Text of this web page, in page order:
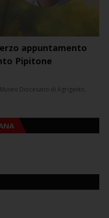
appuntamento
Pipitone
Diocesano di Agrigento,